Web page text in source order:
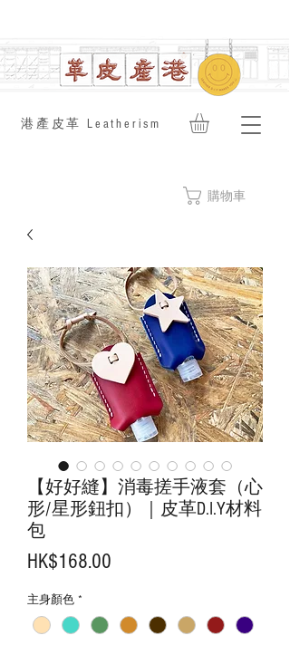
​港產皮革 Leatherism
購物車
【好好縫】消毒搓手液套（心
形/星形鈕扣）｜皮革D.I.Y材料
包
HK$168.00
主身顏色 *